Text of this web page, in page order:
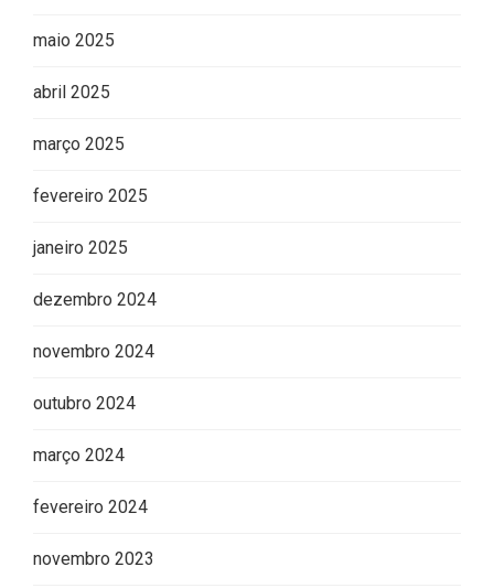
maio 2025
abril 2025
março 2025
fevereiro 2025
janeiro 2025
dezembro 2024
novembro 2024
outubro 2024
março 2024
fevereiro 2024
novembro 2023